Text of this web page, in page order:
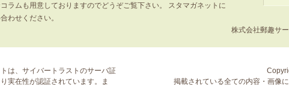
ラムも用意しておりますのでどうぞご覧下さい。 スタマガネットに
わせください。
株式会社郵趣サ
は、サイバートラストのサーバ証
実在性が認証されています。ま
掲載されている全ての内容・画像